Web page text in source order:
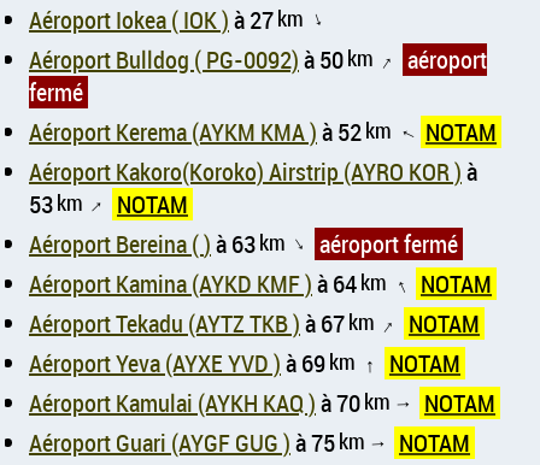
Aéroport Iokea ( IOK )à 27km ↑
Aéroport Bulldog ( PG-0092)à 50km ↑
aéroport
fermé
Aéroport Kerema (AYKM KMA )à 52km ↑ NOTAM
Aéroport Kakoro(Koroko) Airstrip (AYRO KOR )à
53km ↑
NOTAM
Aéroport Bereina ( )à 63km ↑
aéroport fermé
Aéroport Kamina (AYKD KMF )à 64km ↑ NOTAM
Aéroport Tekadu (AYTZ TKB )à 67km ↑
NOTAM
Aéroport Yeva (AYXE YVD )à 69km ↑
NOTAM
Aéroport Kamulai (AYKH KAQ )à 70km ↑
NOTAM
Aéroport Guari (AYGF GUG )à 75km ↑
NOTAM